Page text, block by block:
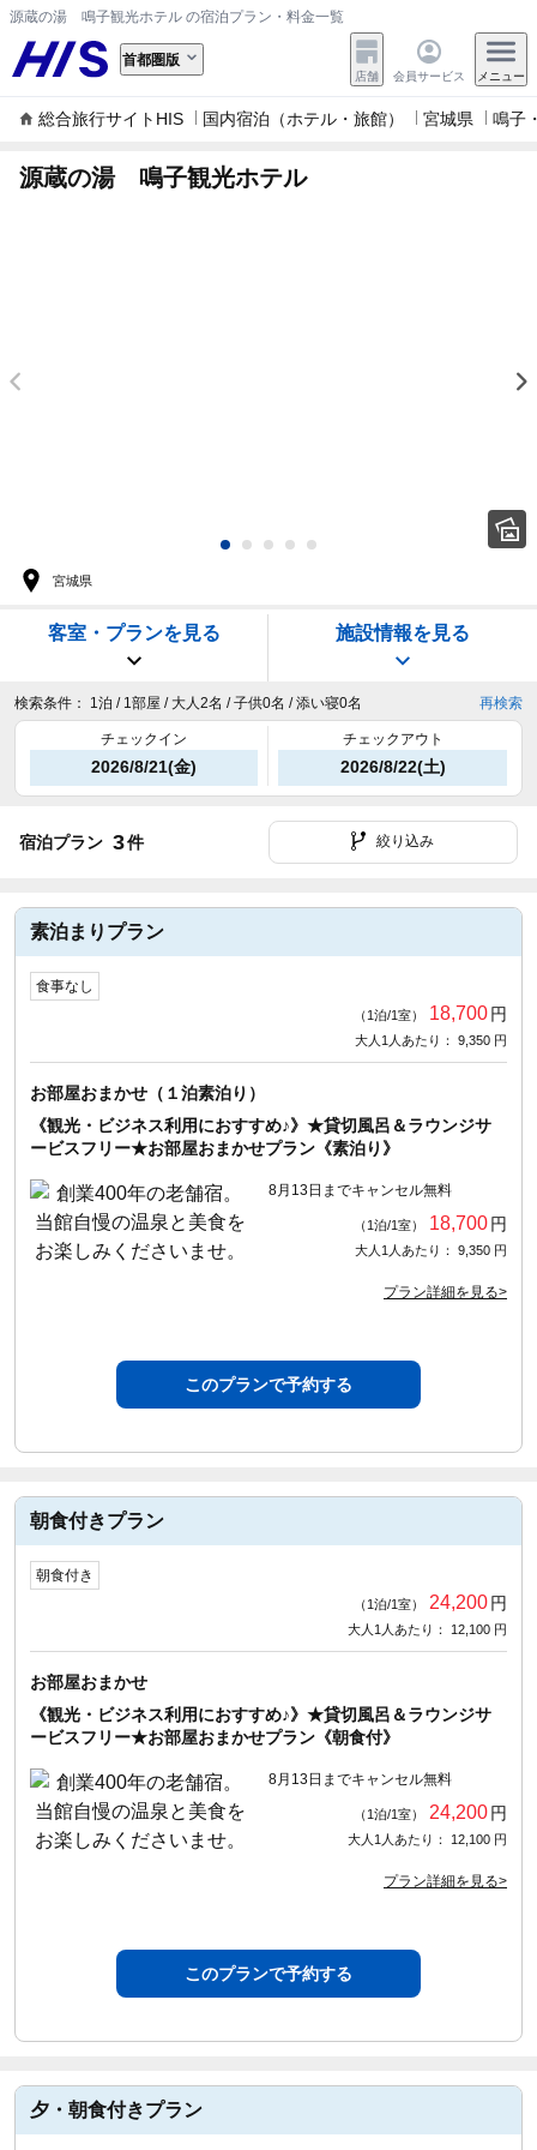
源蔵の湯 鳴子観光ホテル の宿泊プラン・料金一覧
首都圏版
店舗 会員サービス メニュー
総合旅行サイトHIS 国内宿泊（ホテル・旅館） 宮城県 鳴子
源蔵の湯 鳴子観光ホテル
宮城県
客室・プランを見る 施設情報を見る
検索条件： 1泊 / 1部屋 / 大人2名 / 子供0名 / 添い寝0名 再検索
チェックイン
2026/8/21(金)
チェックアウト
2026/8/22(土)
宿泊プラン 3件 絞り込み
素泊まりプラン
食事なし
（1泊/1室） 18,700円
大人1人あたり： 9,350 円
お部屋おまかせ（１泊素泊り）
《観光・ビジネス利用におすすめ♪》★貸切風呂＆ラウンジサ
ービスフリー★お部屋おまかせプラン《素泊り》
8月13日までキャンセル無料
（1泊/1室） 18,700円
大人1人あたり： 9,350 円
プラン詳細を見る>
このプランで予約する
朝食付きプラン
朝食付き
（1泊/1室） 24,200円
大人1人あたり： 12,100 円
お部屋おまかせ
《観光・ビジネス利用におすすめ♪》★貸切風呂＆ラウンジサ
ービスフリー★お部屋おまかせプラン《朝食付》
8月13日までキャンセル無料
（1泊/1室） 24,200円
大人1人あたり： 12,100 円
プラン詳細を見る>
このプランで予約する
夕・朝食付きプラン